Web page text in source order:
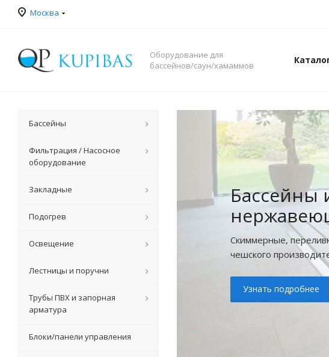
Москва
Оборудование для
бассейнов/саун/хамаммов
Бассейны
Скиммерные,
чешского
Узнать подробнее
Бассейны
Фильтрация / Насосное
оборудование
Закладные
Подогрев
Освещение
Лестницы и поручни
Трубы ПВХ и запорная
арматура
Блоки/панели управления